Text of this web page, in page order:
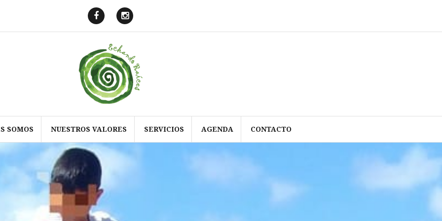
Echando
Raíces
Facebook
Echando
Raíces
Instagram
SOMOS NUESTROS VALORES SERVICIOS AGENDA CONTACTO